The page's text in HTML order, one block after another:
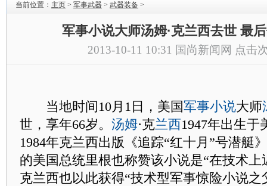
当前位置： 主页 > 军事武器 > 武器装备 >
军事小说大师汤姆·克兰西去世 最
2013-10-11 10:31 国尚新闻网 点击
当地时间10月1日，美国军事小说大师
世，享年66岁。 汤姆·克兰西1947年出生于
1984年克兰西出版《追踪“红十月”号潜艇
的美国总统里根也称赞该小说是“在技术上
克兰西也以此获得“技术型军事惊险小说之